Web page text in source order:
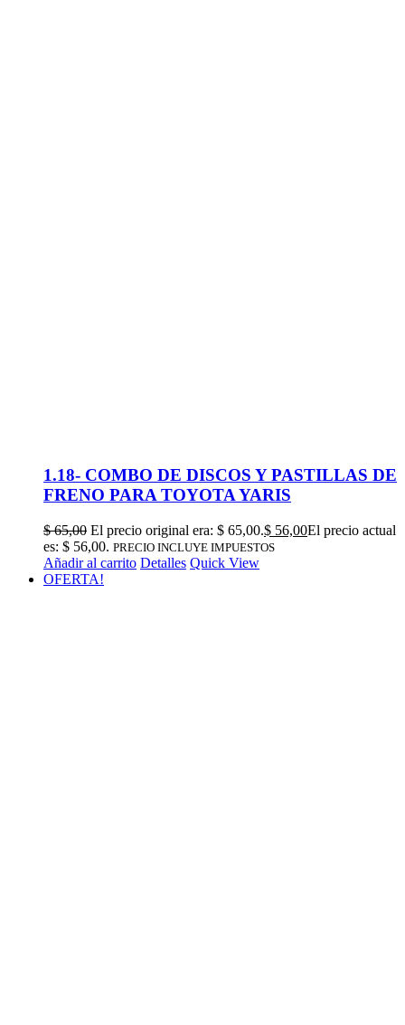
1.18- COMBO DE DISCOS Y PASTILLAS DE
FRENO PARA TOYOTA YARIS
$65,00 El precio original era: $ 65,00.$ 56,00El precio actual
es: $ 56,00. PRECIO INCLUYE IMPUESTOS
Añadir al carrito Detalles Quick View
OFERTA!